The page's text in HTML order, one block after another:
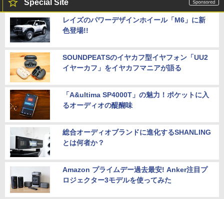
Special Site
レイズのパワーデザインホイール「M6」に新
色登場!!
SOUNDPEATSのイヤカフ型イヤフォン「UU2
イヤーカフ」をイヤカフマニアが語る
「A&ultima SP4000T」の魅力！ポケットに入
るオーディオの醍醐味
総合オーディオブランドに進化するSHANLING
とは何者か？
Amazon プライムデー過去最安! Anker注目プ
ロジェクター3モデルを使ってみた